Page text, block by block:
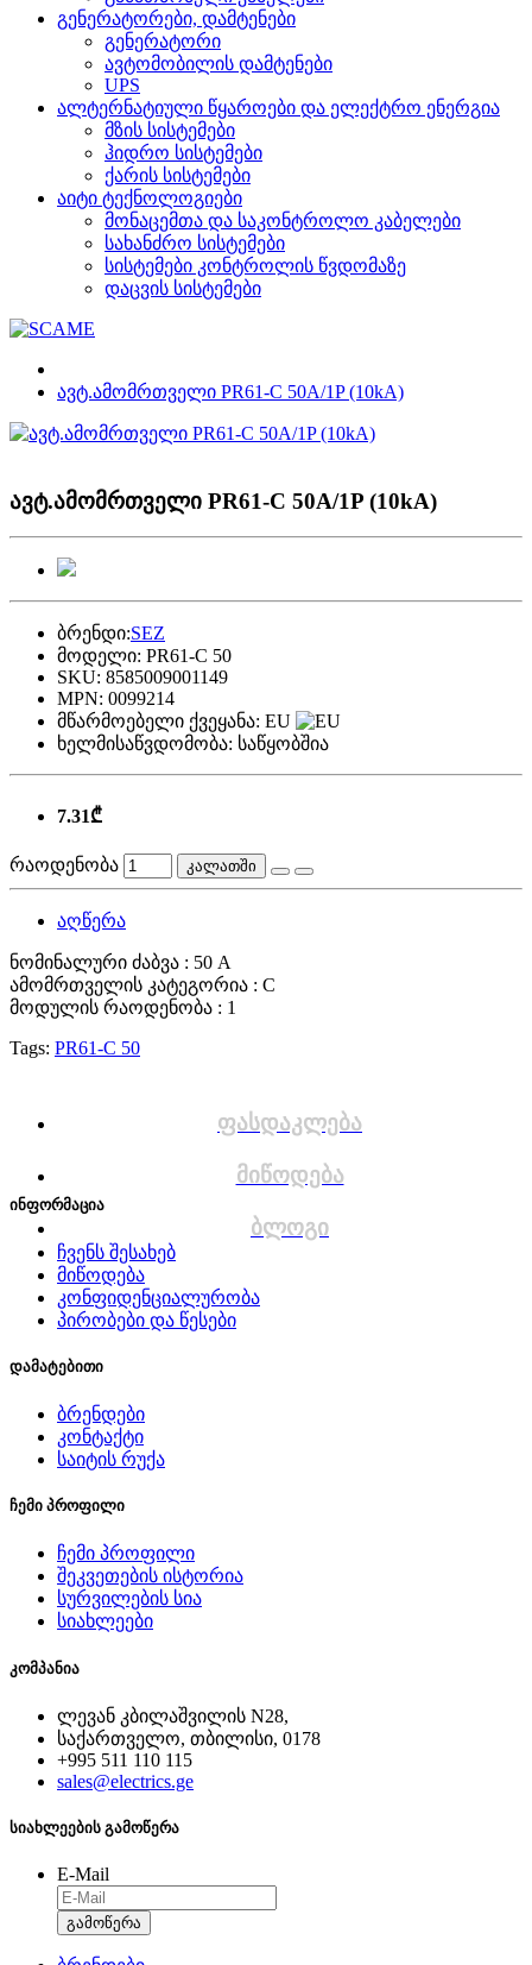
გენერატორები, დამტენები
გენერატორი
ავტომობილის დამტენები
UPS
ალტერნატიული წყაროები და ელექტრო ენერგია
მზის სისტემები
ჰიდრო სისტემები
ქარის სისტემები
აიტი ტექნოლოგიები
მონაცემთა და საკონტროლო კაბელები
სახანძრო სისტემები
სისტემები კონტროლის წვდომაზე
დაცვის სისტემები
ავტ.ამომრთველი PR61-C 50A/1P (10kA)
ავტ.ამომრთველი PR61-C 50A/1P (10kA)
ბრენდი:SEZ
მოდელი: PR61-C 50
SKU: 8585009001149
MPN: 0099214
მწარმოებელი ქვეყანა: EU
ხელმისაწვდომობა: საწყობშია
7.31₾
რაოდენობა კალათში
აღწერა
ნომინალური ძაბვა : 50 A
ამომრთველის კატეგორია : C
მოდულის რაოდენობა : 1
Tags: PR61-C 50
ფასდაკლება
მიწოდება
ბლოგი
ინფორმაცია
ჩვენს შესახებ
მიწოდება
კონფიდენციალურობა
პირობები და წესები
დამატებითი
ბრენდები
კონტაქტი
საიტის რუქა
ჩემი პროფილი
ჩემი პროფილი
შეკვეთების ისტორია
სურვილების სია
სიახლეები
კომპანია
ლევან კბილაშვილის N28,
საქართველო, თბილისი, 0178
+995 511 110 115
sales@electrics.ge
სიახლეების გამოწერა
E-Mail
გამოწერა